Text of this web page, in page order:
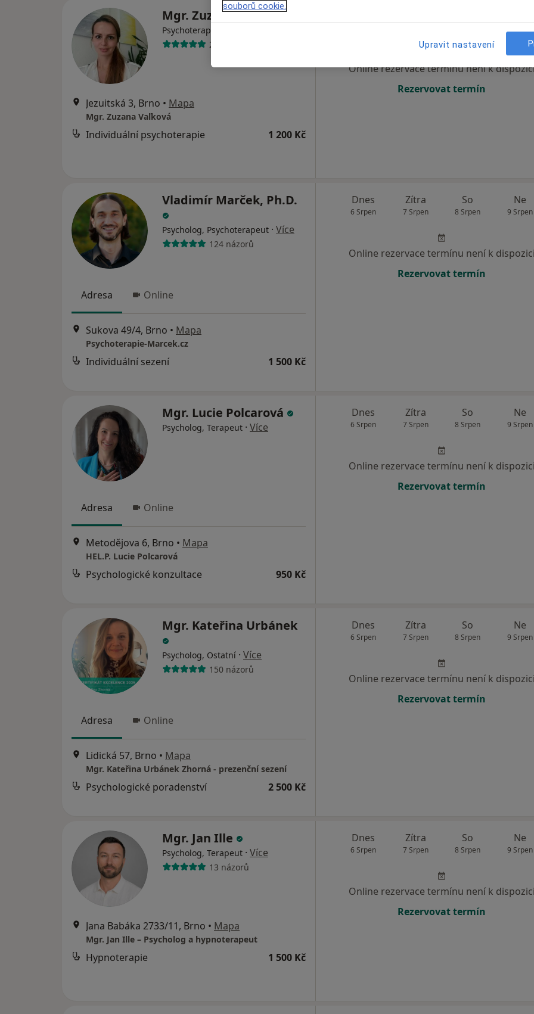
Mgr. Zuzana Vaľková
Psychoterapeut, Psycholog
27 názorů
Jezuitská 3, Brno • Mapa
Mgr. Zuzana Vaľková
Individuální psychoterapie 1 200 Kč
Online rezervace termínu není k
Rezervovat termín
Vladimír Marček, Ph.D.
Psycholog, Psychoterapeut · Více
124 názorů
Adresa Online
Sukova 49/4, Brno • Mapa
Psychoterapie-Marcek.cz
Individuální sezení 1 500 Kč
Dnes
6 Srpen
Zítra
7 Srpen
So
8 Srpen
Ne
9 Srpen
Online rezervace termínu není k dispozici
Rezervovat termín
Mgr. Lucie Polcarová
Psycholog, Terapeut · Více
Adresa Online
Metodějova 6, Brno • Mapa
HEL.P. Lucie Polcarová
Psychologické konzultace 950 Kč
Dnes
6 Srpen
Zítra
7 Srpen
So
8 Srpen
Ne
9 Srpen
Online rezervace termínu není k dispozici
Rezervovat termín
Mgr. Kateřina Urbánek
Psycholog, Ostatní · Více
150 názorů
Adresa Online
Lidická 57, Brno • Mapa
Mgr. Kateřina Urbánek Zhorná - prezenční sezení
Psychologické poradenství 2 500 Kč
Dnes
6 Srpen
Zítra
7 Srpen
So
8 Srpen
Ne
9 Srpen
Online rezervace termínu není k dispozici
Rezervovat termín
Mgr. Jan Ille
Psycholog, Terapeut · Více
13 názorů
Jana Babáka 2733/11, Brno • Mapa
Mgr. Jan Ille – Psycholog a hypnoterapeut
Hypnoterapie 1 500 Kč
Dnes
6 Srpen
Zítra
7 Srpen
So
8 Srpen
Ne
9 Srpen
Online rezervace termínu není k dispozici
Rezervovat termín
souborů cookie.
Upravit nastavení